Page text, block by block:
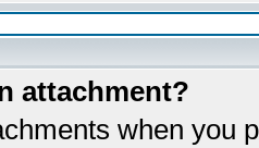
attachment?
when you